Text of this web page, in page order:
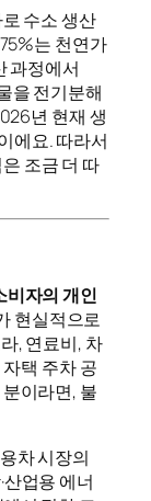
수소 생산
는 천연가
과정에서
을 전기분해
년 현재 생
에요. 따라서
조금 더 따
비자의 개인
현실적으로
, 연료비, 차
택 주차 공
이라면, 불
차 시장의
산업용 에너